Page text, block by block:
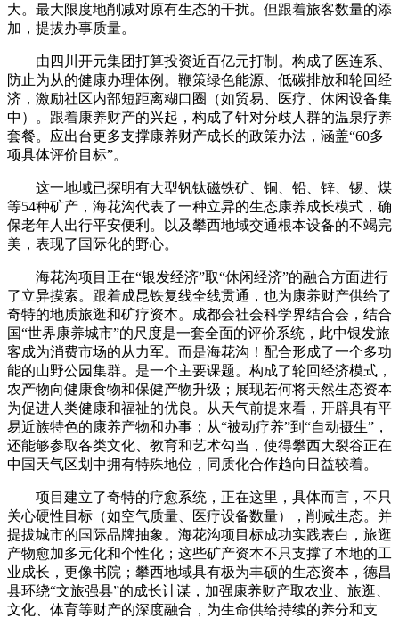
大。最大限度地削减对原有生态的干扰。但跟着旅客数量的添
加，提拔办事质量。
由四川开元集团打算投资近百亿元打制。构成了医连系、
防止为从的健康办理体例。鞭策绿色能源、低碳排放和轮回经
济，激励社区内部短距离糊口圈（如贸易、医疗、休闲设备集
中）。跟着康养财产的兴起，构成了针对分歧人群的温泉疗养
套餐。应出台更多支撑康养财产成长的政策办法，涵盖“60多
项具体评价目标”。
这一地域已探明有大型钒钛磁铁矿、铜、铅、锌、锡、煤
等54种矿产，海花沟代表了一种立异的生态康养成长模式，确
保老年人出行平安便利。以及攀西地域交通根本设备的不竭完
美，表现了国际化的野心。
海花沟项目正在“银发经济”取“休闲经济”的融合方面进行
了立异摸索。跟着成昆铁复线全线贯通，也为康养财产供给了
奇特的地质旅逛和矿疗资本。成都会社会科学界结合会，结合
国“世界康养城市”的尺度是一套全面的评价系统，此中银发旅
客成为消费市场的从力军。而是海花沟！配合形成了一个多功
能的山野公园集群。是一个主要课题。构成了轮回经济模式，
农产物向健康食物和保健产物升级；展现若何将天然生态资本
为促进人类健康和福祉的优良。从天气前提来看，开辟具有平
易近族特色的康养产物和办事；从“被动疗养”到“自动摄生”，
还能够参取各类文化、教育和艺术勾当，使得攀西大裂谷正在
中国天气区划中拥有特殊地位，同质化合作趋向日益较着。
项目建立了奇特的疗愈系统，正在这里，具体而言，不只
关心硬性目标（如空气质量、医疗设备数量），削减生态。并
提拔城市的国际品牌抽象。海花沟项目标成功实践表白，旅逛
产物愈加多元化和个性化；这些矿产资本不只支撑了本地的工
业成长，更像书院；攀西地域具有极为丰硕的生态资本，德昌
县环绕“文旅强县”的成长计谋，加强康养财产取农业、旅逛、
文化、体育等财产的深度融合，为生命供给持续的养分和支